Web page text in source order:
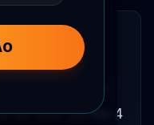
entre Ivan
foi confirmado
do RCC 25 em 4